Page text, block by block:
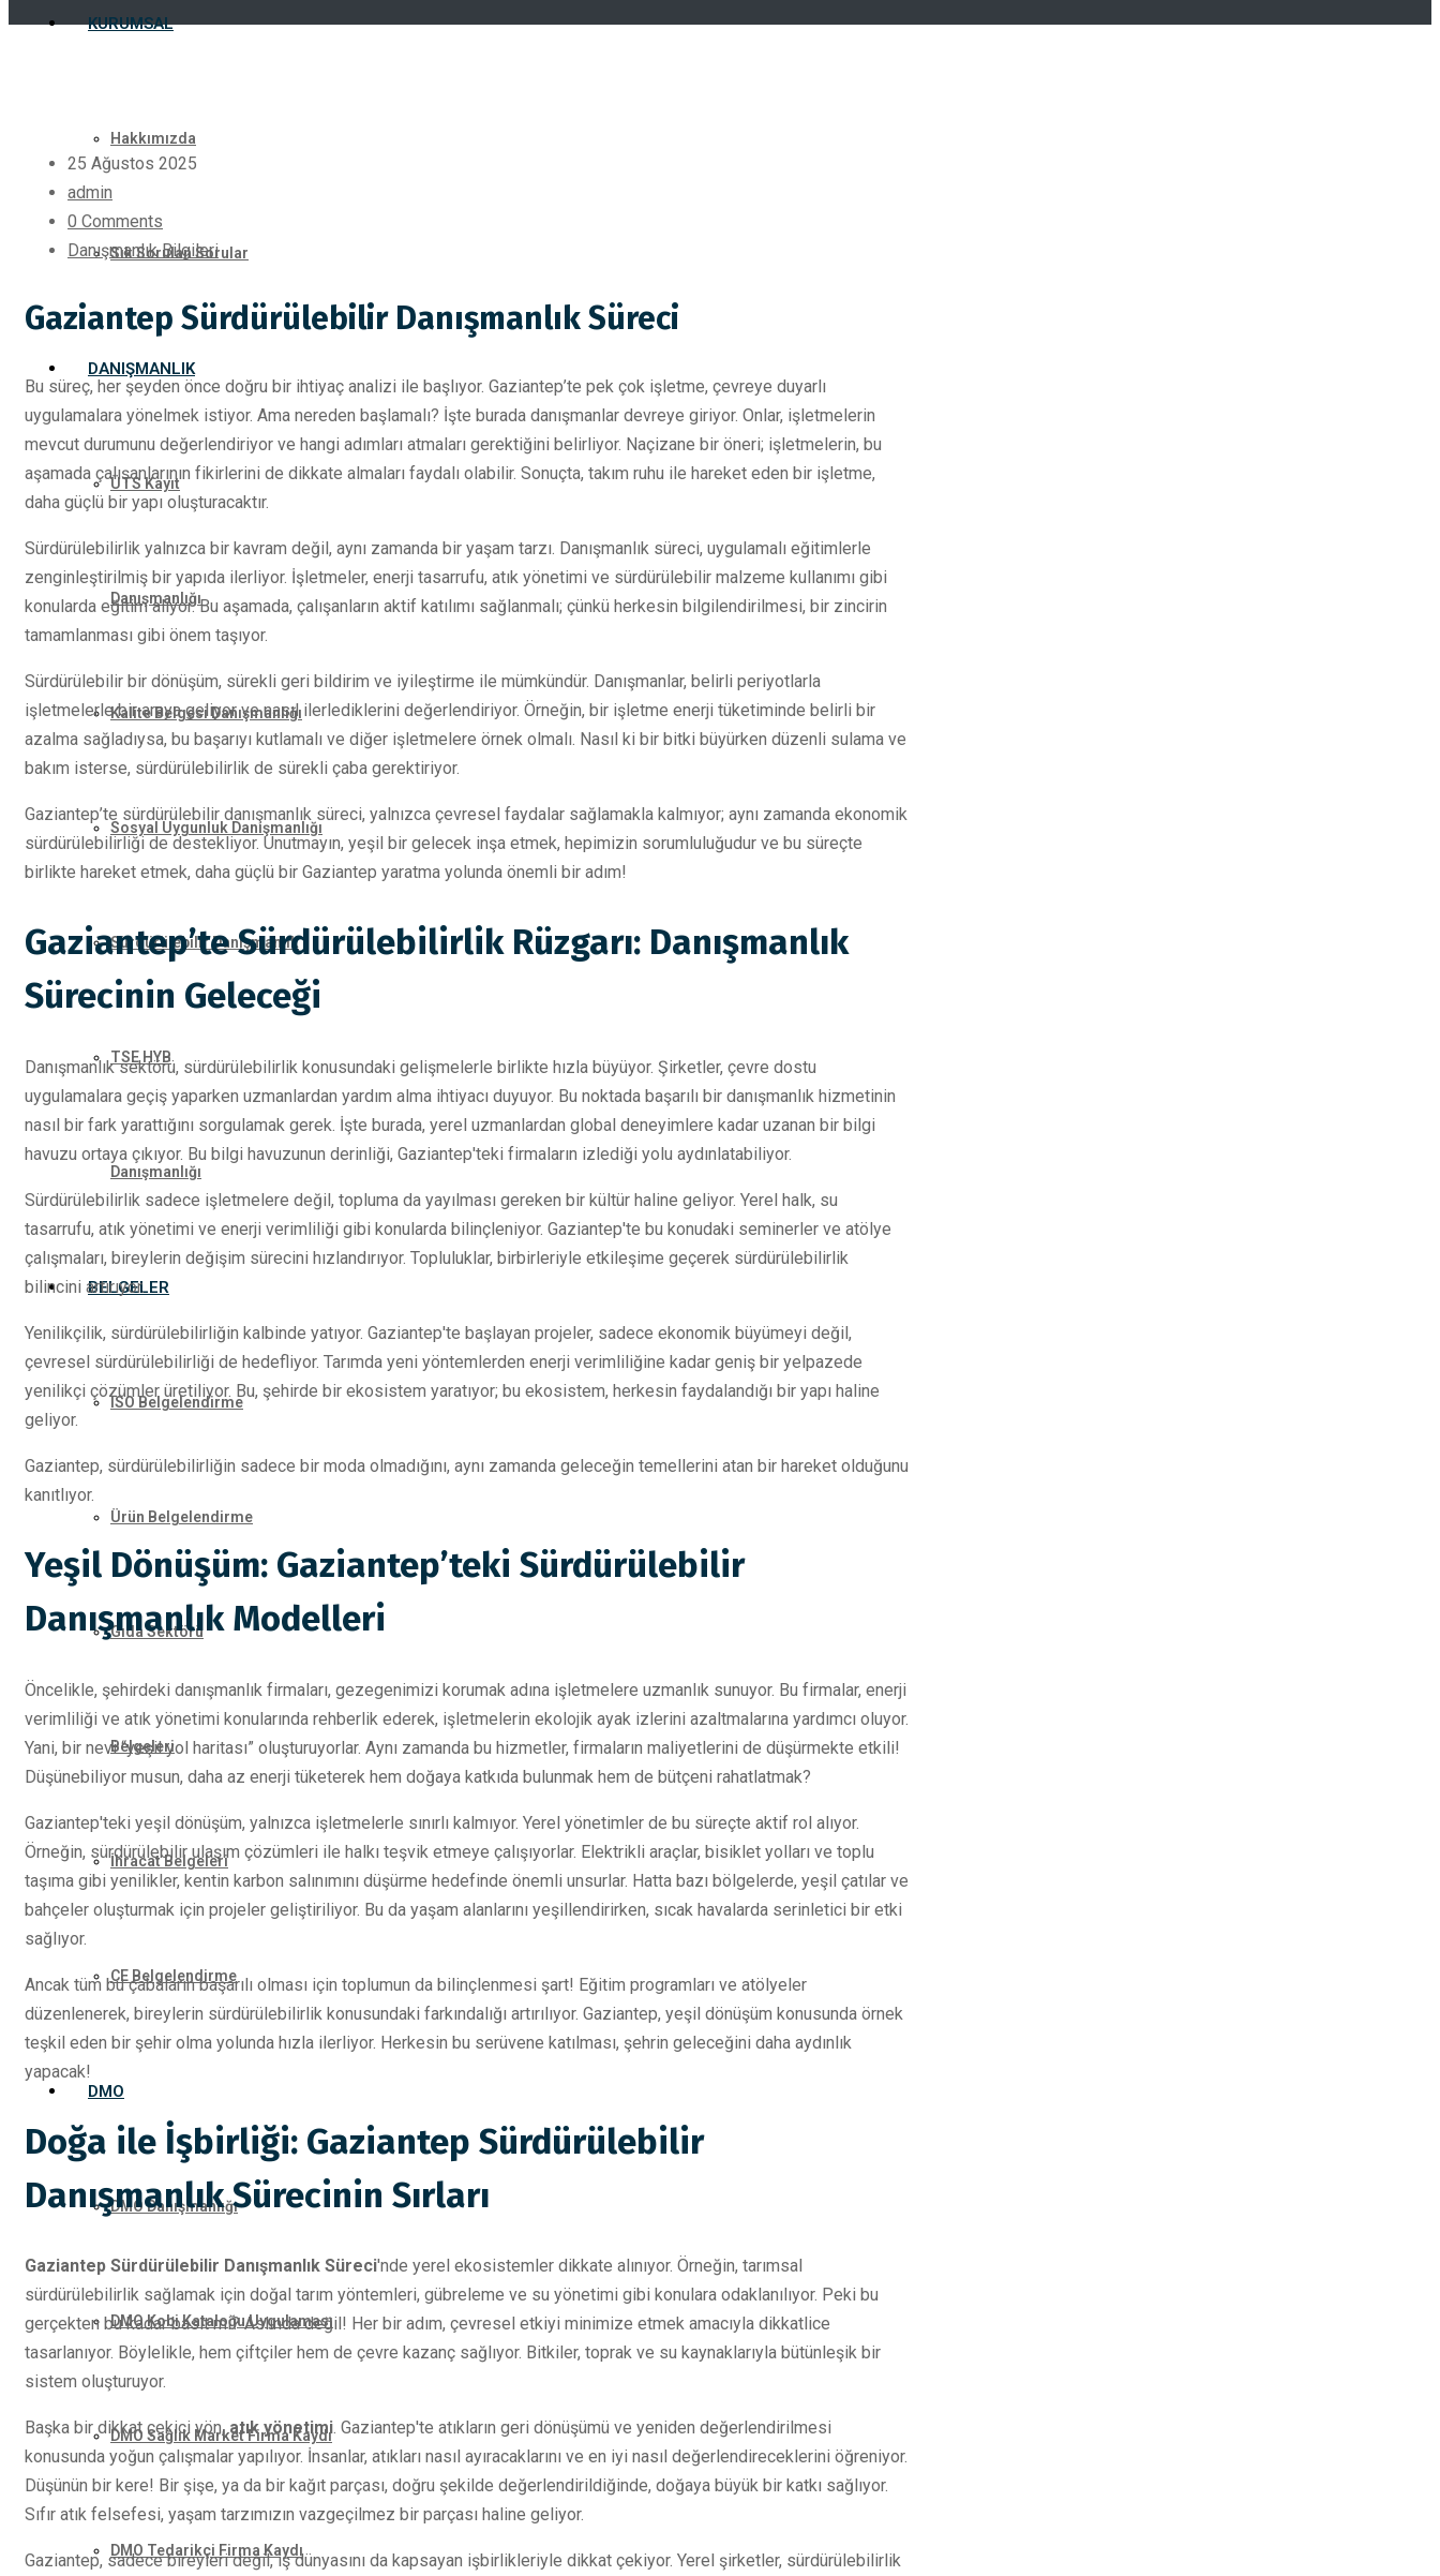
KURUMSAL
Hakkımızda
Sık Sorulan Sorular
DANIŞMANLIK
ÜTS Kayıt
Danışmanlığı
Kalite Belgesi Danışmanlığı
Sosyal Uygunluk Danışmanlığı
Sürdürülebilir Danışmanlık
TSE HYB
Danışmanlığı
BELGELER
ISO Belgelendirme
Ürün Belgelendirme
Gıda Sektörü
Belgeleri
İhracat Belgeleri
CE Belgelendirme
DMO
DMO Danışmanlığı
DMO Kobi Kataloğu Uygulaması
DMO Sağlık Market Firma Kaydı
DMO Tedarikçi Firma Kaydı
25 Ağustos 2025
admin
0 Comments
Danışmanlık Bilgileri
Gaziantep Sürdürülebilir Danışmanlık Süreci
Bu süreç, her şeyden önce doğru bir ihtiyaç analizi ile başlıyor. Gaziantep’te pek çok işletme, çevreye duyarlı
uygulamalara yönelmek istiyor. Ama nereden başlamalı? İşte burada danışmanlar devreye giriyor. Onlar, işletmelerin
mevcut durumunu değerlendiriyor ve hangi adımları atmaları gerektiğini belirliyor. Naçizane bir öneri; işletmelerin, bu
aşamada çalışanlarının fikirlerini de dikkate almaları faydalı olabilir. Sonuçta, takım ruhu ile hareket eden bir işletme,
daha güçlü bir yapı oluşturacaktır.
Sürdürülebilirlik yalnızca bir kavram değil, aynı zamanda bir yaşam tarzı. Danışmanlık süreci, uygulamalı eğitimlerle
zenginleştirilmiş bir yapıda ilerliyor. İşletmeler, enerji tasarrufu, atık yönetimi ve sürdürülebilir malzeme kullanımı gibi
konularda eğitim alıyor. Bu aşamada, çalışanların aktif katılımı sağlanmalı; çünkü herkesin bilgilendirilmesi, bir zincirin
tamamlanması gibi önem taşıyor.
Sürdürülebilir bir dönüşüm, sürekli geri bildirim ve iyileştirme ile mümkündür. Danışmanlar, belirli periyotlarla
işletmelerle bir araya geliyor ve nasıl ilerlediklerini değerlendiriyor. Örneğin, bir işletme enerji tüketiminde belirli bir
azalma sağladıysa, bu başarıyı kutlamalı ve diğer işletmelere örnek olmalı. Nasıl ki bir bitki büyürken düzenli sulama ve
bakım isterse, sürdürülebilirlik de sürekli çaba gerektiriyor.
Gaziantep’te sürdürülebilir danışmanlık süreci, yalnızca çevresel faydalar sağlamakla kalmıyor; aynı zamanda ekonomik
sürdürülebilirliği de destekliyor. Unutmayın, yeşil bir gelecek inşa etmek, hepimizin sorumluluğudur ve bu süreçte
birlikte hareket etmek, daha güçlü bir Gaziantep yaratma yolunda önemli bir adım!
Gaziantep’te Sürdürülebilirlik Rüzgarı: Danışmanlık
Sürecinin Geleceği
Danışmanlık sektörü, sürdürülebilirlik konusundaki gelişmelerle birlikte hızla büyüyor. Şirketler, çevre dostu
uygulamalara geçiş yaparken uzmanlardan yardım alma ihtiyacı duyuyor. Bu noktada başarılı bir danışmanlık hizmetinin
nasıl bir fark yarattığını sorgulamak gerek. İşte burada, yerel uzmanlardan global deneyimlere kadar uzanan bir bilgi
havuzu ortaya çıkıyor. Bu bilgi havuzunun derinliği, Gaziantep'teki firmaların izlediği yolu aydınlatabiliyor.
Sürdürülebilirlik sadece işletmelere değil, topluma da yayılması gereken bir kültür haline geliyor. Yerel halk, su
tasarrufu, atık yönetimi ve enerji verimliliği gibi konularda bilinçleniyor. Gaziantep'te bu konudaki seminerler ve atölye
çalışmaları, bireylerin değişim sürecini hızlandırıyor. Topluluklar, birbirleriyle etkileşime geçerek sürdürülebilirlik
bilincini artırıyor.
Yenilikçilik, sürdürülebilirliğin kalbinde yatıyor. Gaziantep'te başlayan projeler, sadece ekonomik büyümeyi değil,
çevresel sürdürülebilirliği de hedefliyor. Tarımda yeni yöntemlerden enerji verimliliğine kadar geniş bir yelpazede
yenilikçi çözümler üretiliyor. Bu, şehirde bir ekosistem yaratıyor; bu ekosistem, herkesin faydalandığı bir yapı haline
geliyor.
Gaziantep, sürdürülebilirliğin sadece bir moda olmadığını, aynı zamanda geleceğin temellerini atan bir hareket olduğunu
kanıtlıyor.
Yeşil Dönüşüm: Gaziantep’teki Sürdürülebilir
Danışmanlık Modelleri
Öncelikle, şehirdeki danışmanlık firmaları, gezegenimizi korumak adına işletmelere uzmanlık sunuyor. Bu firmalar, enerji
verimliliği ve atık yönetimi konularında rehberlik ederek, işletmelerin ekolojik ayak izlerini azaltmalarına yardımcı oluyor.
Yani, bir nevi “yeşil yol haritası” oluşturuyorlar. Aynı zamanda bu hizmetler, firmaların maliyetlerini de düşürmekte etkili!
Düşünebiliyor musun, daha az enerji tüketerek hem doğaya katkıda bulunmak hem de bütçeni rahatlatmak?
Gaziantep'teki yeşil dönüşüm, yalnızca işletmelerle sınırlı kalmıyor. Yerel yönetimler de bu süreçte aktif rol alıyor.
Örneğin, sürdürülebilir ulaşım çözümleri ile halkı teşvik etmeye çalışıyorlar. Elektrikli araçlar, bisiklet yolları ve toplu
taşıma gibi yenilikler, kentin karbon salınımını düşürme hedefinde önemli unsurlar. Hatta bazı bölgelerde, yeşil çatılar ve
bahçeler oluşturmak için projeler geliştiriliyor. Bu da yaşam alanlarını yeşillendirirken, sıcak havalarda serinletici bir etki
sağlıyor.
Ancak tüm bu çabaların başarılı olması için toplumun da bilinçlenmesi şart! Eğitim programları ve atölyeler
düzenlenerek, bireylerin sürdürülebilirlik konusundaki farkındalığı artırılıyor. Gaziantep, yeşil dönüşüm konusunda örnek
teşkil eden bir şehir olma yolunda hızla ilerliyor. Herkesin bu serüvene katılması, şehrin geleceğini daha aydınlık
yapacak!
Doğa ile İşbirliği: Gaziantep Sürdürülebilir
Danışmanlık Sürecinin Sırları
Gaziantep Sürdürülebilir Danışmanlık Süreci'nde yerel ekosistemler dikkate alınıyor. Örneğin, tarımsal
sürdürülebilirlik sağlamak için doğal tarım yöntemleri, gübreleme ve su yönetimi gibi konulara odaklanılıyor. Peki bu
gerçekten bu kadar basit mi? Aslında değil! Her bir adım, çevresel etkiyi minimize etmek amacıyla dikkatlice
tasarlanıyor. Böylelikle, hem çiftçiler hem de çevre kazanç sağlıyor. Bitkiler, toprak ve su kaynaklarıyla bütünleşik bir
sistem oluşturuyor.
Başka bir dikkat çekici yön,atık yönetimi. Gaziantep'te atıkların geri dönüşümü ve yeniden değerlendirilmesi
konusunda yoğun çalışmalar yapılıyor. İnsanlar, atıkları nasıl ayıracaklarını ve en iyi nasıl değerlendireceklerini öğreniyor.
Düşünün bir kere! Bir şişe, ya da bir kağıt parçası, doğru şekilde değerlendirildiğinde, doğaya büyük bir katkı sağlıyor.
Sıfır atık felsefesi, yaşam tarzımızın vazgeçilmez bir parçası haline geliyor.
Gaziantep, sadece bireyleri değil, iş dünyasını da kapsayan işbirlikleriyle dikkat çekiyor. Yerel şirketler, sürdürülebilirlik